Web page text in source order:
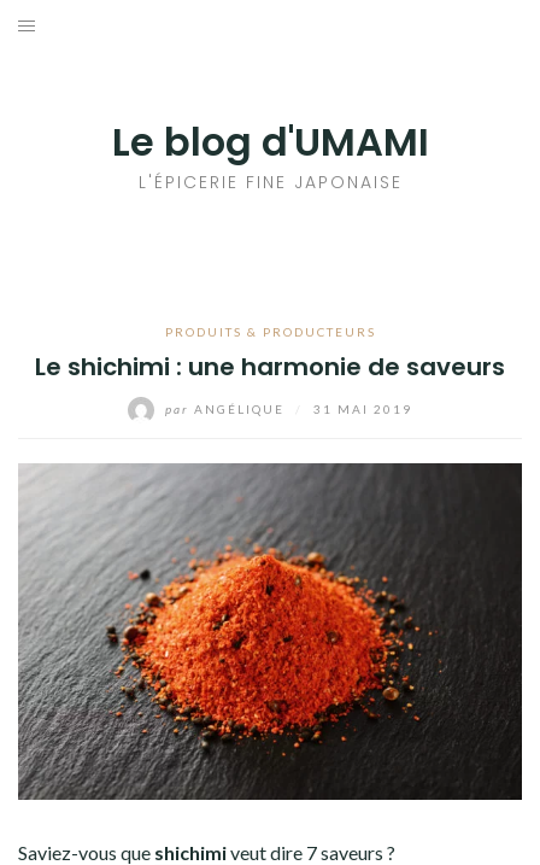
Aller
Le blog d'UMAMI
L'ÉPICERIE FINE JAPONAISE
PRODUITS & PRODUCTEURS
Le shichimi : une harmonie de saveurs
par ANGÉLIQUE 31 MAI 2019
Saviez-vous que shichimiveut dire 7 saveurs ?